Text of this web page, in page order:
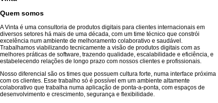
Quem somos
A Vinta é uma consultoria de produtos digitais para clientes internacionais em
diversos setores há mais de uma década, com um time técnico que constrói
excelência num ambiente de melhoramento colaborativo e saudável.
Trabalhamos viabilizando tecnicamente a visão de produtos digitais com as
melhores práticas de software, trazendo qualidade, escalabilidade e eficiência, e
estabelecendo relações de longo prazo com nossos clientes e profissionais.
Nosso diferencial são os times que possuem cultura forte, numa interface próxima
com os clientes. Esse trabalho só é possível em um ambiente altamente
colaborativo que trabalha numa aplicação de ponta-a-ponta, com espaços de
desenvolvimento e crescimento, segurança e flexibilidade.